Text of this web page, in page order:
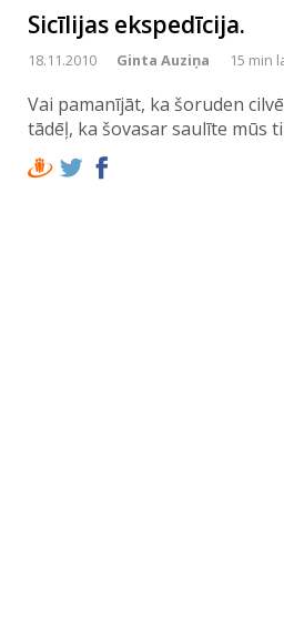
Sicīlijas ekspedīcija.
18.11.2010 Ginta Auziņa 15 min
Vai pamanījāt, ka šoruden
tādēļ, ka šovasar saulīte mūs